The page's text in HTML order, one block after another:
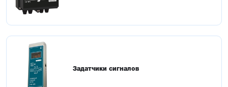
Задатчики сигналов